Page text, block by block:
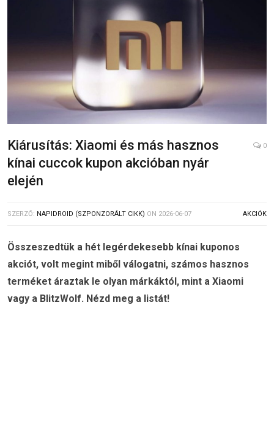
Kiárusítás: Xiaomi és más hasznos
kínai cuccok kupon akcióban nyár
elején
0
SZERZŐ: NAPIDROID (SZPONZORÁLT CIKK) ON 2026-06-07 AKCIÓK
Összeszedtük a hét legérdekesebb kínai kuponos
akciót, volt megint miből válogatni, számos hasznos
terméket áraztak le olyan márkáktól, mint a Xiaomi
vagy a BlitzWolf. Nézd meg a listát!